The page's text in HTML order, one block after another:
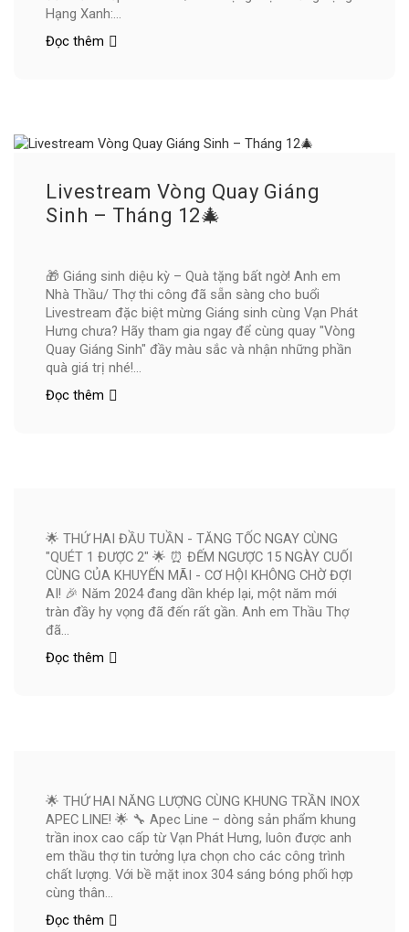
Hạng Xanh:...
Đọc thêm THÔNG
ĐIỂM
LŨY
THĂNG
HẠNG
KIM
CƯƠNG
2024
Livestream Vòng Quay Giáng
Sinh – Tháng 12🎄
🎁 Giáng sinh diệu kỳ – Quà tặng bất ngờ! Anh em
Nhà Thầu/ Thợ thi công đã sẵn sàng cho buổi
Livestream đặc biệt mừng Giáng sinh cùng Vạn Phát
Hưng chưa? Hãy tham gia ngay để cùng quay "Vòng
Quay Giáng Sinh" đầy màu sắc và nhận những phần
quà giá trị nhé!...
Đọc thêm Livestream
🎄
🌟 THỨ HAI ĐẦU TUẦN - TĂNG TỐC NGAY CÙNG
"QUÉT 1 ĐƯỢC 2" 🌟 ⏰ ĐẾM NGƯỢC 15 NGÀY CUỐI
CÙNG CỦA KHUYẾN MÃI - CƠ HỘI KHÔNG CHỜ ĐỢI
AI! 🎉 Năm 2024 đang dần khép lại, một năm mới
tràn đầy hy vọng đã đến rất gần. Anh em Thầu Thợ
đã...
Đọc thêm
🌟 THỨ HAI NĂNG LƯỢNG CÙNG KHUNG TRẦN INOX
APEC LINE! 🌟 🔧 Apec Line – dòng sản phẩm khung
trần inox cao cấp từ Vạn Phát Hưng, luôn được anh
em thầu thợ tin tưởng lựa chọn cho các công trình
chất lượng. Với bề mặt inox 304 sáng bóng phối hợp
cùng thân...
Đọc thêm